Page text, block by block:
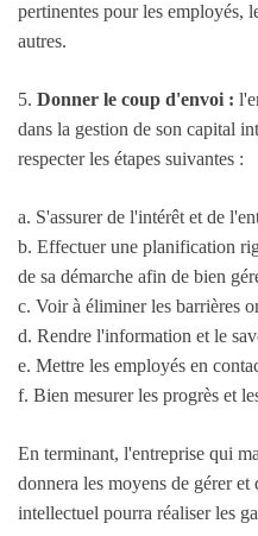
pertinentes pour les employés,
autres.
5. Donner le coup d'envoi :
dans la gestion de son capital
respecter les étapes suivantes :
a. S'assurer de l'intérêt et de
b. Effectuer une planification
de sa démarche afin de bien
c. Voir à éliminer les barrières
d. Rendre l'information et le
e. Mettre les employés en
f. Bien mesurer les progrès et
En terminant, l'entreprise qui
donnera les moyens de gérer
intellectuel pourra réaliser les